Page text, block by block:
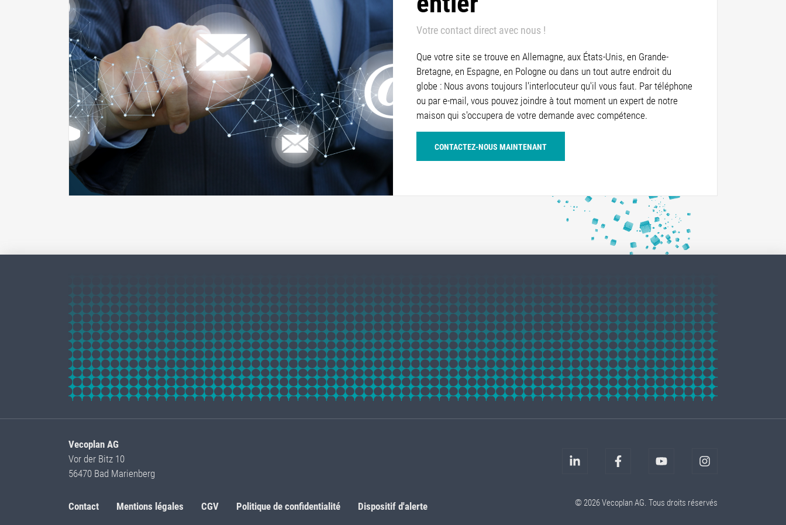
Votre contact direct avec nous !
Que votre site se trouve en Allemagne, aux États-Unis, en Grande-
Bretagne, en Espagne, en Pologne ou dans un tout autre endroit du
globe : Nous avons toujours l'interlocuteur qu'il vous faut. Par téléphone
ou par e-mail, vous pouvez joindre à tout moment un expert de notre
maison qui s'occupera de votre demande avec compétence.
CONTACTEZ-NOUS MAINTENANT
Vecoplan AG
Vor der Bitz 10
56470 Bad Marienberg
Contact Mentions légales CGV Politique de confidentialité Dispositif d'alerte © 2026 Vecoplan AG. Tous droits réservés